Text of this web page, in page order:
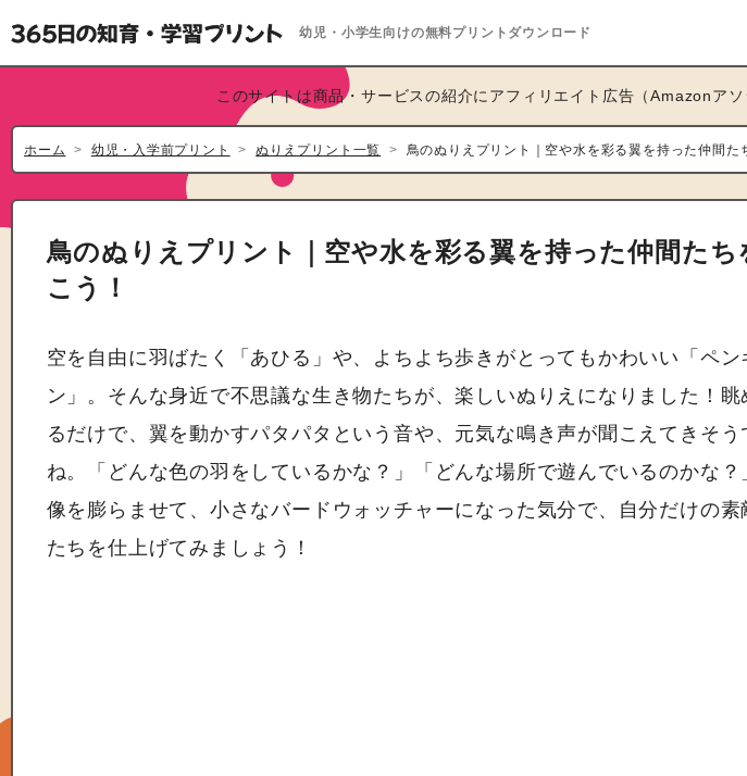
幼児・小学生向けの無料プリントダウンロード
このサイトは商品・サービスの紹介にアフィリエイト広告（Amazonアソ
ホーム 幼児・入学前プリント ぬりえプリント一覧 鳥のぬりえプリント｜空や水を彩る翼を持った仲間た
鳥のぬりえプリント｜空や水を彩る翼を持った仲間たち
こう！
空を自由に羽ばたく「あひる」や、よちよち歩きがとってもかわいい「ペン
ン」。そんな身近で不思議な生き物たちが、楽しいぬりえになりました！眺
るだけで、翼を動かすパタパタという音や、元気な鳴き声が聞こえてきそう
ね。「どんな色の羽をしているかな？」「どんな場所で遊んでいるのかな？
像を膨らませて、小さなバードウォッチャーになった気分で、自分だけの素
たちを仕上げてみましょう！